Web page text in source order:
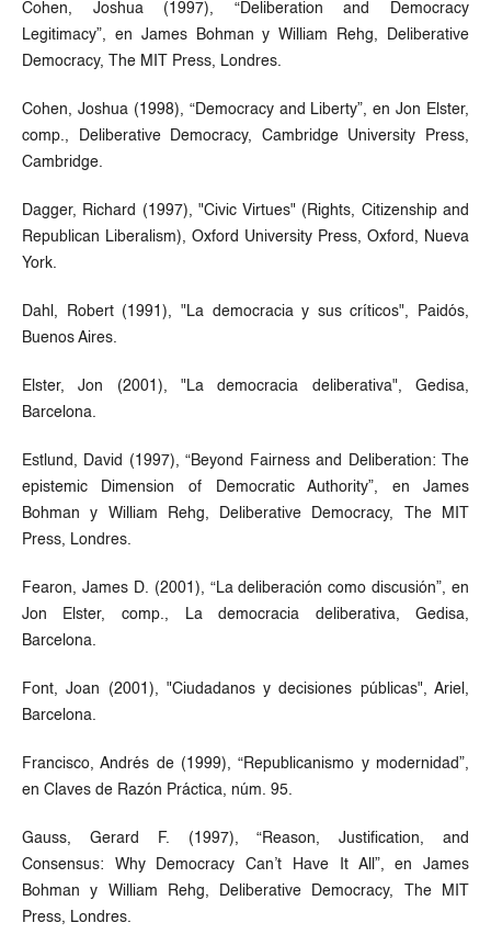
Cohen, Joshua (1997), “Deliberation and Democracy
Legitimacy”, en James Bohman y William Rehg, Deliberative
Democracy, The MIT Press, Londres.
Cohen, Joshua (1998), “Democracy and Liberty”, en Jon Elster,
comp., Deliberative Democracy, Cambridge University Press,
Cambridge.
Dagger, Richard (1997), "Civic Virtues" (Rights, Citizenship and
Republican Liberalism), Oxford University Press, Oxford, Nueva
York.
Dahl, Robert (1991), "La democracia y sus críticos", Paidós,
Buenos Aires.
Elster, Jon (2001), "La democracia deliberativa", Gedisa,
Barcelona.
Estlund, David (1997), “Beyond Fairness and Deliberation: The
epistemic Dimension of Democratic Authority”, en James
Bohman y William Rehg, Deliberative Democracy, The MIT
Press, Londres.
Fearon, James D. (2001), “La deliberación como discusión”, en
Jon Elster, comp., La democracia deliberativa, Gedisa,
Barcelona.
Font, Joan (2001), "Ciudadanos y decisiones públicas", Ariel,
Barcelona.
Francisco, Andrés de (1999), “Republicanismo y modernidad”,
en Claves de Razón Práctica, núm. 95.
Gauss, Gerard F. (1997), “Reason, Justification, and
Consensus: Why Democracy Can’t Have It All”, en James
Bohman y William Rehg, Deliberative Democracy, The MIT
Press, Londres.